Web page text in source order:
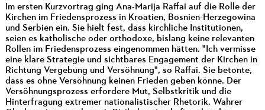
Im ersten Kurzvortrag ging Ana-Marija Raffai auf die Rolle der
Kirchen im Friedensprozess in Kroatien, Bosnien-Herzegowina
und Serbien ein. Sie hielt fest, dass kirchliche Institutionen,
seien es katholische oder orthodoxe, bislang keine relevanten
Rollen im Friedensprozess eingenommen hätten. "Ich vermisse
eine klare Strategie und sichtbares Engagement der Kirchen in
Richtung Vergebung und Versöhnung", so Raffai. Sie betonte,
dass es ohne Versöhnung keinen Frieden geben könne. Der
Versöhnungsprozess erfordere Mut, Selbstkritik und die
Hinterfragung extremer nationalistischer Rhetorik. Wahrer